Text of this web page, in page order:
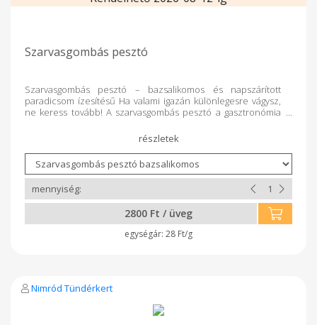
Szarvasgombás pesztó
Szarvasgombás pesztó – bazsalikomos és napszárított
paradicsom ízesítésű Ha valami igazán különlegesre vágysz,
ne keress tovább! A szarvasgombás pesztó a gasztronómia
paradicsom frissessége, a parmezán karakteres íze és a
szarvasgomba elegáns aromája találkozik egyetlen üvegben.
Mire jó a szarvasgombás pesztó? – Kenheted pirítósra vagy
friss kenyérre – Keverheted tésztához egy gyors, de elegáns
ebédhez – Használhatod húsok, grillzöldségek vagy sajtok
mellé mártásként – Vagy csak kanalazd ki titokban... mi nem
áruljuk el! A termék tartósítószer mentes!
2800 Ft / üveg
28 Ft/g
Nimród Tündérkert